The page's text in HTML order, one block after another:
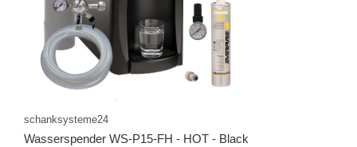
schanksysteme24
Wasserspender WS-P15-FH - HOT - Black